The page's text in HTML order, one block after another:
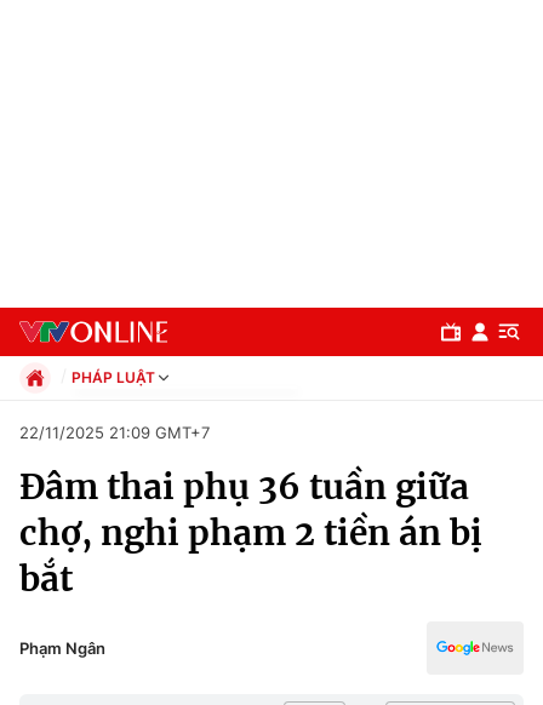
Chuyên mục
Chính trị
PHÁP LUẬT
Xã hội
Pháp luật
Thể thao
Đời sống
22/11/2025 21:09 GMT+7
Đâm thai phụ 36 tuần giữa
chợ, nghi phạm 2 tiền án bị
bắt
Phạm Ngân